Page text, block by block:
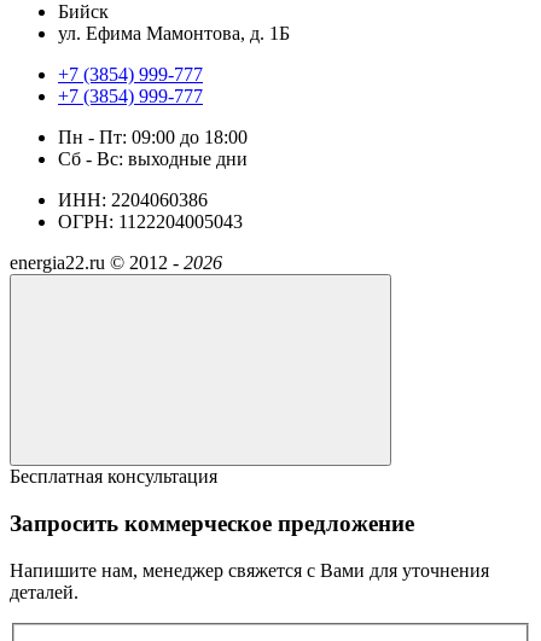
Бийск
ул. Ефима Мамонтова, д. 1Б
+7 (3854) 999-777
+7 (3854) 999-777
Пн - Пт: 09:00 до 18:00
Сб - Вс: выходные дни
ИНН: 2204060386
ОГРН: 1122204005043
energia22.ru © 2012 - 2026
Бесплатная консультация
Запросить коммерческое предложение
Напишите нам, менеджер свяжется с Вами для уточнения
деталей.